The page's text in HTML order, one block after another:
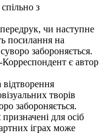
з
чи наступне
посилання на
забороняється.
є автор
творів
забороняється.
для осіб
іграх може